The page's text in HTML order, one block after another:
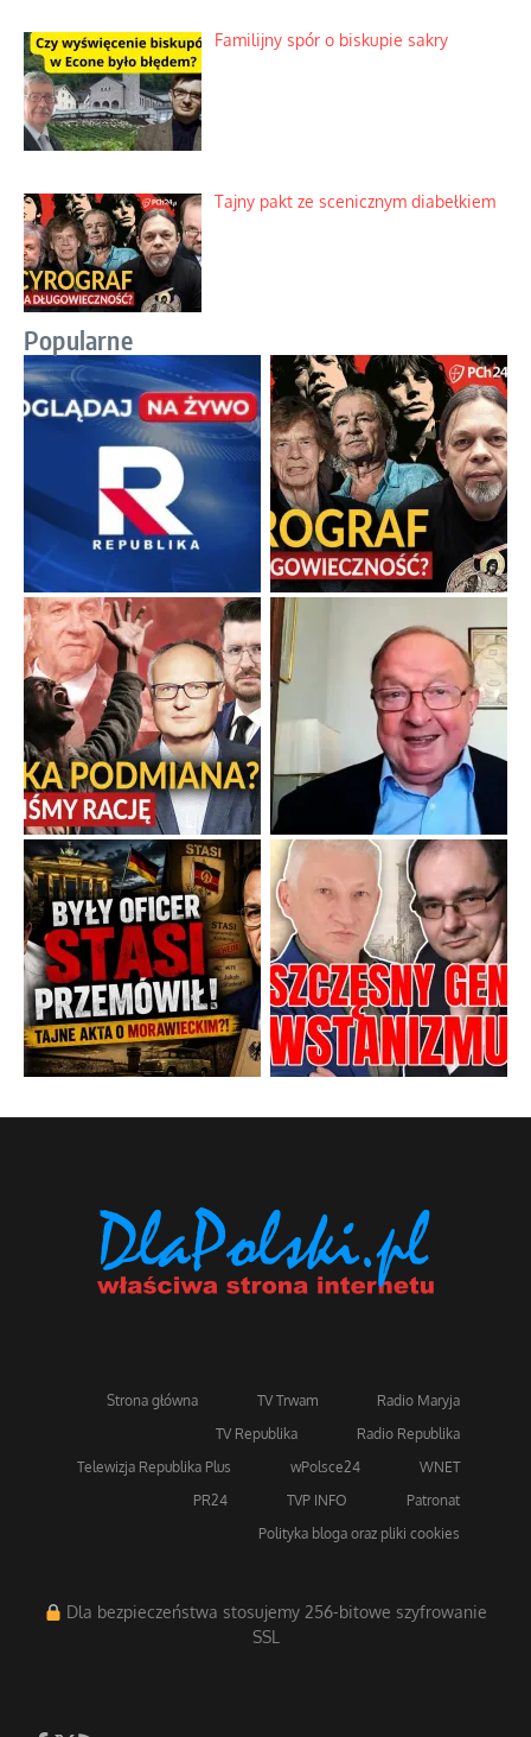
Familijny spór o biskupie sakry
Tajny pakt ze scenicznym diabełkiem
Popularne
Strona główna TV Trwam
Radio Maryja
TV Republika
Radio Republika
Telewizja Republika Plus
wPolsce24
WNET
PR24
TVP INFO
Patronat
Polityka bloga oraz pliki cookies
Dla bezpieczeństwa stosujemy 256-bitowe szyfrowanie
SSL